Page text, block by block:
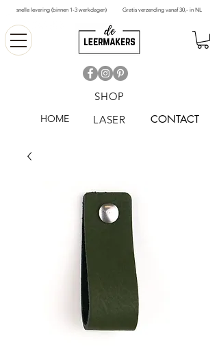
snelle levering (binnen 1-3 werkdagen) Gratis verzending vanaf 30,- in NL
HOME CONTACT
LASER
SHOP